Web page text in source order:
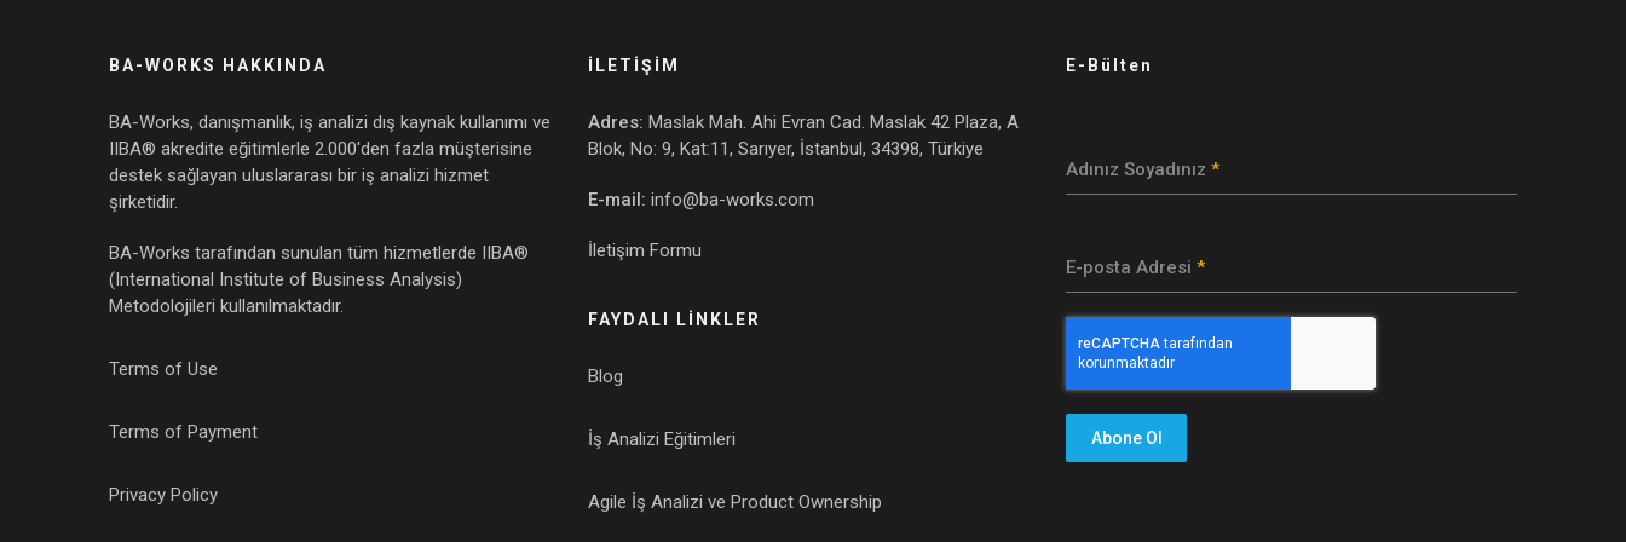
BA-WORKS HAKKINDA
BA-Works, danışmanlık, iş analizi dış kaynak kullanımı ve
IIBA® akredite eğitimlerle 2.000'den fazla müşterisine
destek sağlayan uluslararası bir iş analizi hizmet
şirketidir.
BA-Works tarafından sunulan tüm hizmetlerde IIBA®
(International Institute of Business Analysis)
Metodolojileri kullanılmaktadır.
Terms of Use
Terms of Payment
Privacy Policy
İLETİŞİM
Adres: Maslak Mah. Ahi Evran Cad. Maslak 42 Plaza, A
Blok, No: 9, Kat:11, Sarıyer, İstanbul, 34398, Türkiye
E-mail: info@ba-works.com
İletişim Formu
FAYDALI LİNKLER
Blog
İş Analizi Eğitimleri
Agile İş Analizi ve Product Ownership
E-Bülten
Adınız Soyadınız*
E-posta Adresi*
Abone Ol